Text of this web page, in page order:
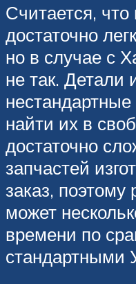
Считается,
достаточно
но в случае с
не так. Детали
найти их в
достаточно
запчастей
заказ,
может
времени по
стандартными